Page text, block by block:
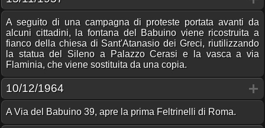
A seguito di una campagna di proteste portata avanti da
alcuni cittadini, la fontana del Babuino viene ricostruita a
fianco della chiesa di Sant'Atanasio dei Greci, riutilizzando
la statua del Sileno a Palazzo Cerasi e la vasca a via
Flaminia, che viene sostituita da una copia.
10/12/1964
A Via del Babuino 39, apre la prima Feltrinelli di Roma.